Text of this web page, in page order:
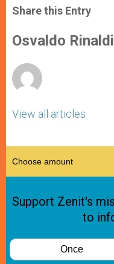
t
s
p
p
s
e
g
e
e
b
o
k
r
Share this Entry
Osvaldo Rinaldi
View all articles